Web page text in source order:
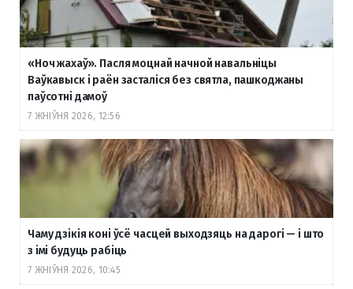
«Ноч жахаў». Пасля моцнай начной навальніцы
Ваўкавыск і раён засталіся без святла, пашкоджаны
паўсотні дамоў
7 ЖНІЎНЯ 2026, 12:56
Чаму дзікія коні ўсё часцей выходзяць на дарогі — і што
з імі будуць рабіць
7 ЖНІЎНЯ 2026, 10:45